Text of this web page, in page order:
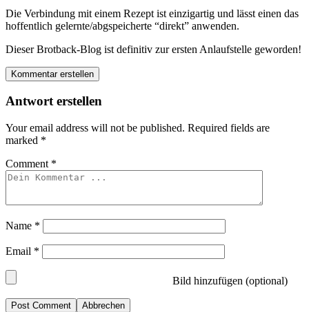
Die Verbindung mit einem Rezept ist einzigartig und lässt einen das
hoffentlich gelernte/abgspeicherte “direkt” anwenden.
Dieser Brotback-Blog ist definitiv zur ersten Anlaufstelle geworden!
Kommentar erstellen
Antwort erstellen
Your email address will not be published. Required fields are
marked *
Comment *
Name *
Email *
Bild hinzufügen (optional)
Abbrechen